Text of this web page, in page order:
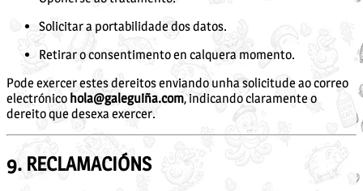
Solicitar a portabilidade dos datos.
Retirar o consentimento en calquera momento.
Pode exercer estes dereitos enviando unha solicitude ao correo
electrónico hola@galeguiña.com, indicando claramente o
dereito que desexa exercer.
9. RECLAMACIÓNS